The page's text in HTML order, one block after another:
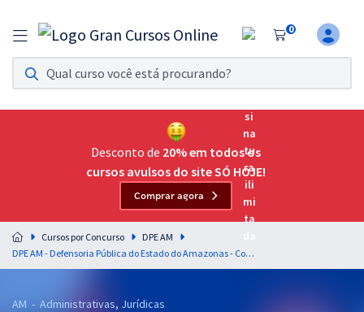
0
Assinatura Ilimitada 11
Acesso a todos os cursos. Teste grátis por 7 dias!
Assinatura OAB Até Passar
Acesso ilimitado a toda preparação para o Exame da
Residências Multiprofissionais
Preparação completa e intensiva para as principais
residências em saúde do Brasil
Desconto de 20% em todos os
cursos avulsos do site SÓ HOJE!
Comprar agora
Cursos por Concurso
DPE AM
DPE AM - Defensoria Pública do Estado do Amazonas - Conhecimentos Básicos para Todos os Cargos (Pré-Edital)
AM - Administrativas, Jurídicas